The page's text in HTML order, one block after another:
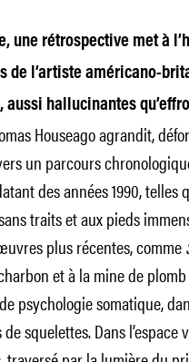
une rétrospective met à
de l’artiste américano-
hallucinantes
Houseago agrandit,
un parcours
des années 1990, telles
traits et aux pieds
plus récentes, comme
et à la mine de
psychologie somatique,
squelettes. Dans l’espace